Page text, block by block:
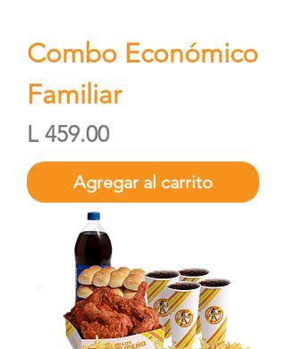
Combo Económico
Familiar
Precio
L 459.00
Agregar al carrito